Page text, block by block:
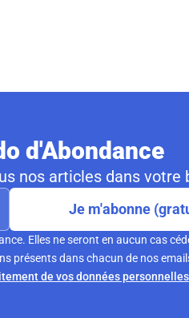
d'Abondance
nos articles dans votre
Je m'abonne
Elles ne seront en aucun cas
présents dans chacun de nos
de vos données personnelles